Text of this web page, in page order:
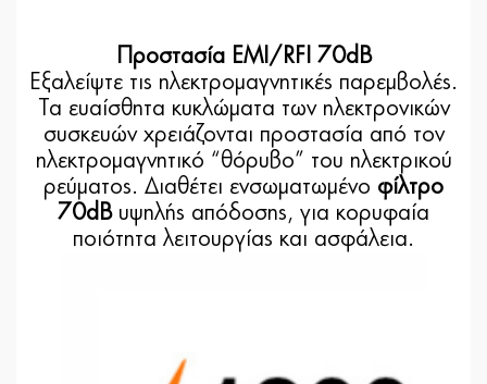
Προστασία EMI/RFI 70dB
Εξαλείψτε τις ηλεκτρομαγνητικές παρεμβολές.
Τα ευαίσθητα κυκλώματα των ηλεκτρονικών
συσκευών χρειάζονται προστασία από τον
ηλεκτρομαγνητικό “θόρυβο” του ηλεκτρικού
ρεύματος. Διαθέτει ενσωματωμένο φίλτρο
70dB υψηλής απόδοσης, για κορυφαία
ποιότητα λειτουργίας και ασφάλεια.